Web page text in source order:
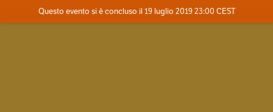
Dove
Questo evento si è concluso il 19 luglio 2019 23:00 CEST